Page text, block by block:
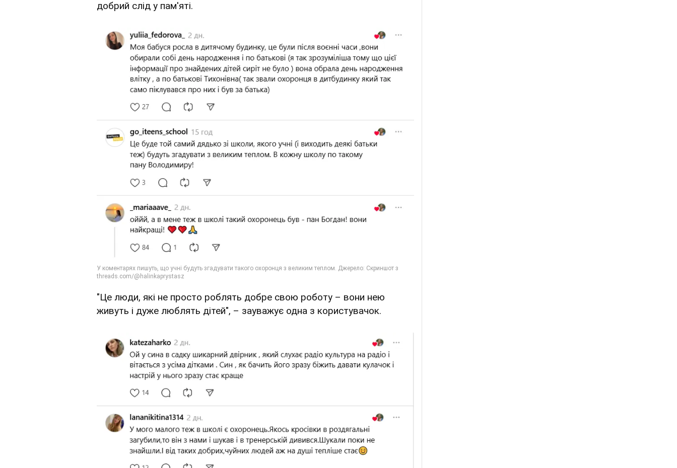
добрий слід у пам'яті.
"Це люди, які не просто роблять добре свою роботу – вони нею
живуть і дуже люблять дітей", – зауважує одна з користувачок.